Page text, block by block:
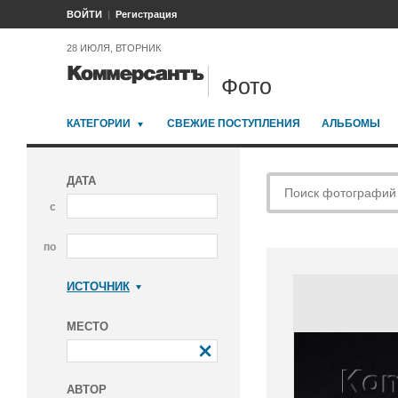
ВОЙТИ Регистрация
28 ИЮЛЯ, ВТОРНИК
Фото
КАТЕГОРИИ СВЕЖИЕ ПОСТУПЛЕНИЯ АЛЬБОМЫ
ДАТА
с
по
ИСТОЧНИК
МЕСТО
АВТОР